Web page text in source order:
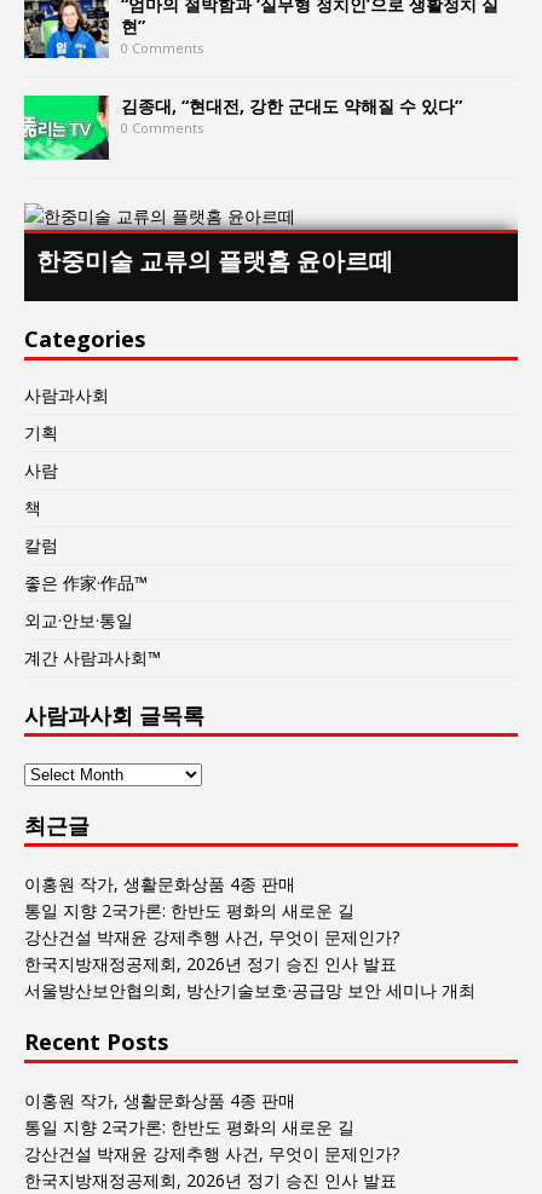
현”
0 Comments
김종대, “현대전, 강한 군대도 약해질 수 있다”
0 Comments
한중미술 교류의 플랫홈 윤아르떼
Categories
사람과사회
기획
사람
책
칼럼
좋은 作家·作品™
외교·안보·통일
계간 사람과사회™
사람과사회 글목록
사
과
사
회
글
목
록
최근글
이홍원 작가, 생활문화상품 4종 판매
통일 지향 2국가론: 한반도 평화의 새로운 길
강산건설 박재윤 강제추행 사건, 무엇이 문제인가?
한국지방재정공제회, 2026년 정기 승진 인사 발표
서울방산보안협의회, 방산기술보호·공급망 보안 세미나 개최
Recent Posts
이홍원 작가, 생활문화상품 4종 판매
통일 지향 2국가론: 한반도 평화의 새로운 길
강산건설 박재윤 강제추행 사건, 무엇이 문제인가?
한국지방재정공제회, 2026년 정기 승진 인사 발표